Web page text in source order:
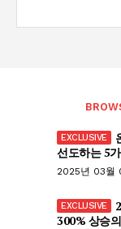
선도하는 5
2025년 03월
300% 상승